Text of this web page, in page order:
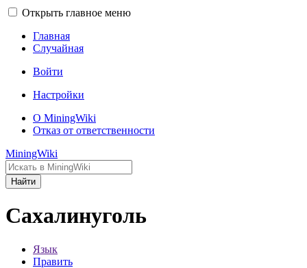
Открыть главное меню
Главная
Случайная
Войти
Настройки
О MiningWiki
Отказ от ответственности
MiningWiki
Найти
Сахалинуголь
Язык
Править